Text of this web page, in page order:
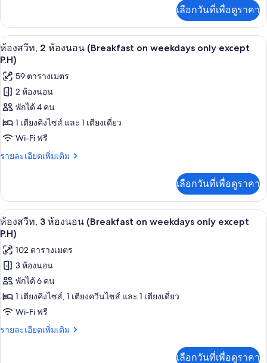
ไซส์
1
เตียง
(Breakfast
on
weekdays
only
except
P.H)
เกี่ยว
กับ
สตู
ดิ
เตียง
คิง
ไซส์
เตียง
on
weekdays
เลือกวันที่เพื่อดูราคา
เปิด
ภาพถ่าย
ทั้งหมด
ของ
ห้อง
สวีท,
ห้อง
(Breakfast
on
weekdays
only
except
P.H)
ห้องสวีท, 2 ห้องนอน (Breakfast on
8
ห้องสวีท, 2 ห้องนอน (Breakfast on weekdays only except
P.H)
59 ตารางเมตร
2 ห้องนอน
พักได้ 4 คน
1 เตียงคิงไซส์ และ 1 เตียงเดี่ยว
Wi-Fi ฟรี
รายละเอียดเพิ่มเติม
ราย
เกี่ยว
กับ
ห้อง
สวี
2
ห้อง
นอน
(Breakfast
on
only
except
เลือกวันที่เพื่อดูราคา
เปิด
ภาพถ่าย
ทั้งหมด
ของ
ห้อง
สวีท,
ห้อง
ตู้นิรภัยในห้องพัก, เตารีด/โต๊ะรีดผ้า,
8
ห้องสวีท, 3 ห้องนอน (Breakfast on weekdays only except
P.H)
102 ตารางเมตร
3 ห้องนอน
พักได้ 6 คน
1 เตียงคิงไซส์, 1 เตียงควีนไซส์ และ 1 เตียงเดี่ยว
Wi-Fi ฟรี
รายละเอียดเพิ่มเติม
ราย
เลือกวันที่เพื่อดูราคา